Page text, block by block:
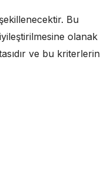
Bu
olanak
ve bu kriterlerin